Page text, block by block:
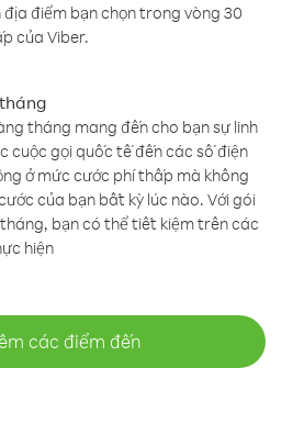
điểm bạn chọn trong vòng 30
của Viber.
tháng mang đến cho bạn sự linh
cuộc gọi quốc tế đến các số điện
ở mức cước phí thấp mà không
của bạn bất kỳ lúc nào. Với gói
bạn có thể tiết kiệm trên các
hiện
các điểm đến